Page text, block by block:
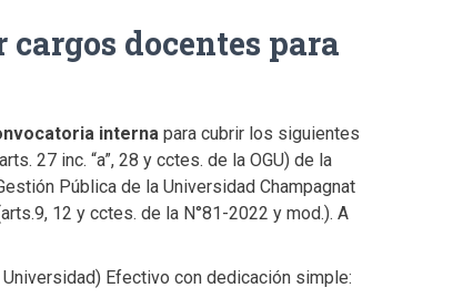
docentes para
internapara cubrir los siguientes
27 inc. “a”, 28 y cctes. de la OGU) de la
Pública de la Universidad Champagnat
12 y cctes. de la N°81-2022 y mod.). A
Efectivo con dedicación simple: